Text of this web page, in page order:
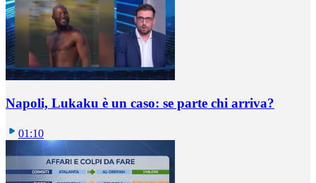
Napoli, Lukaku è un caso: se parte chi arriva?
01:10